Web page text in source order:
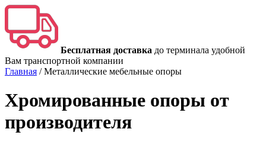
Бесплатная доставка до терминала удобной
Вам транспортной компании
Главная /Металлические мебельные опоры
Хромированные опоры от
производителя